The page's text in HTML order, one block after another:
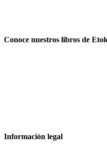
Conoce nuestros libros de
Información legal